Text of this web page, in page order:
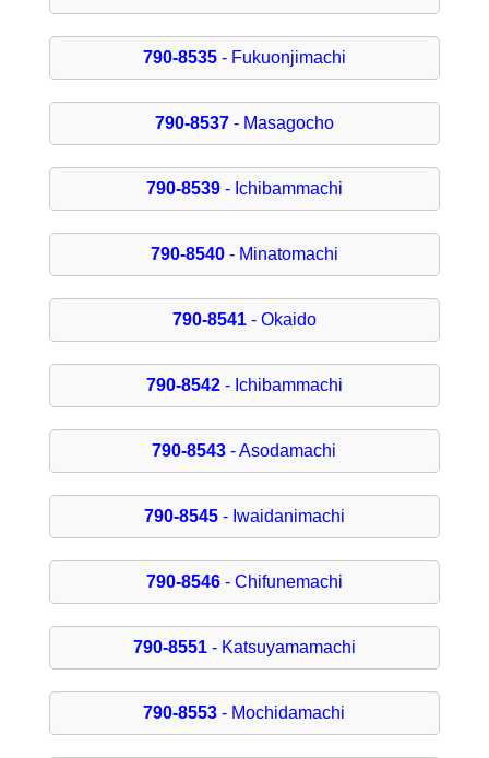
790-8535- Fukuonjimachi
790-8537- Masagocho
790-8539- Ichibammachi
790-8540- Minatomachi
790-8541- Okaido
790-8542- Ichibammachi
790-8543 - Asodamachi
790-8545- Iwaidanimachi
790-8546- Chifunemachi
790-8551- Katsuyamamachi
790-8553 - Mochidamachi